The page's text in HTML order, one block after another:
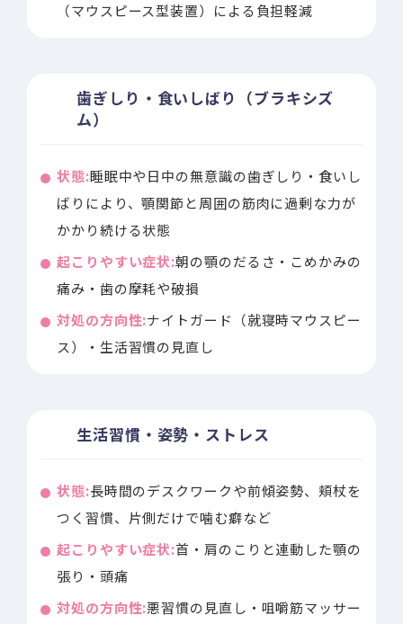
（マウスピース型装置）による負担軽減
歯ぎしり・食いしばり（ブラキシズ
ム）
状態:睡眠中や日中の無意識の歯ぎしり・食いし
ばりにより、顎関節と周囲の筋肉に過剰な力が
かかり続ける状態
起こりやすい症状:朝の顎のだるさ・こめかみの
痛み・歯の摩耗や破損
対処の方向性:ナイトガード（就寝時マウスピー
ス）・生活習慣の見直し
生活習慣・姿勢・ストレス
状態:長時間のデスクワークや前傾姿勢、頬杖を
つく習慣、片側だけで噛む癖など
起こりやすい症状:首・肩のこりと連動した顎の
張り・頭痛
対処の方向性:悪習慣の見直し・咀嚼筋マッサー